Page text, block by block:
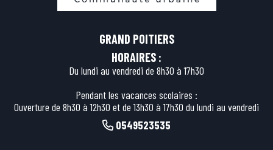
GRAND POITIERS
HORAIRES :
Du lundi au vendredi de 8h30 à 17h30
Pendant les vacances scolaires :
Ouverture de 8h30 à 12h30 et de 13h30 à 17h30 du lundi au vendredi
0549523535